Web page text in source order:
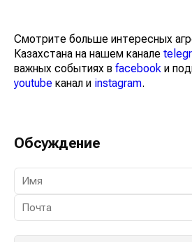
Смотрите больше интересных
Казахстана на нашем канале
важных событиях в facebook и
youtube канал и instagram.
Обсуждение